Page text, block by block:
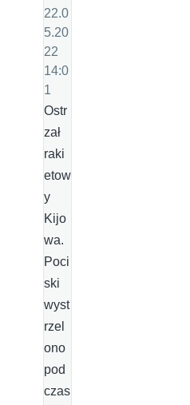
22.0
5.20
22
14:0
1
Ostr
zał
raki
etow
y
Kijo
wa.
Poci
ski
wyst
rzel
ono
pod
czas